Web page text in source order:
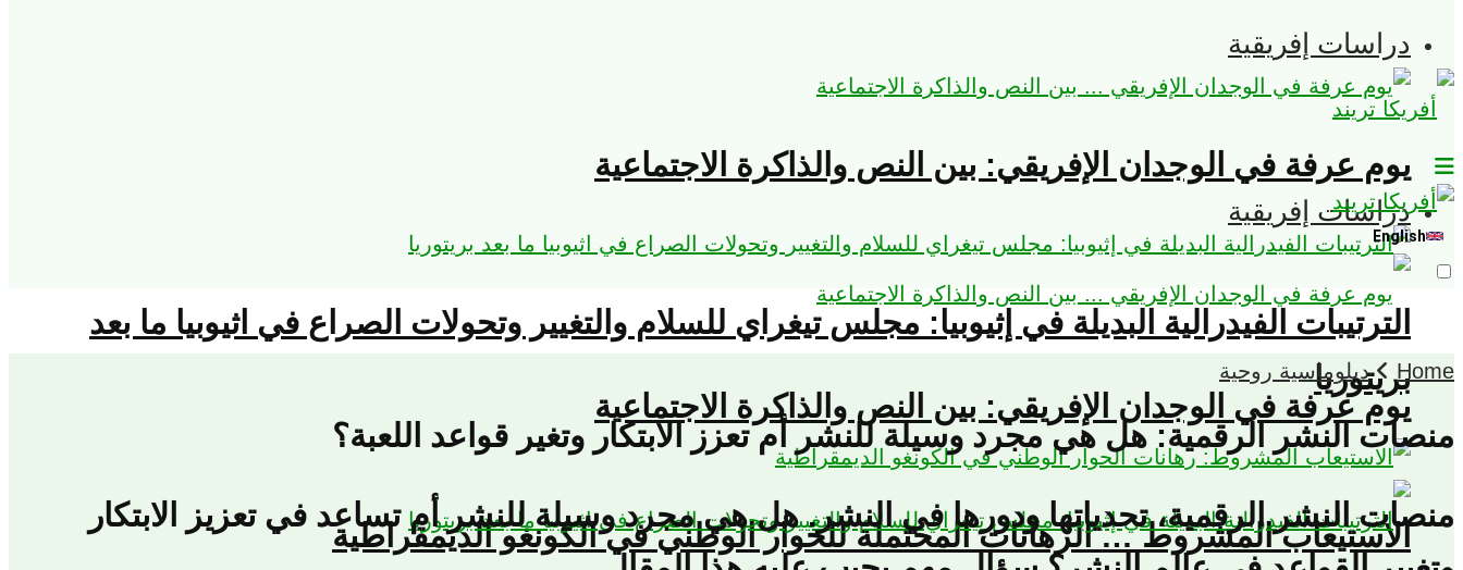
دراسات إفريقية
يوم عرفة في الوجدان الإفريقي: بين النص والذاكرة الاجتماعية
الترتيبات الفيدرالية البديلة في إثيوبيا: مجلس تيغراي للسلام والتغيير وتحولات الصراع في اثيوبيا ما بعد
بريتوريا
الاستيعاب المشروط … الرهانات المحتملة للحوار الوطني في الكونغو الديمقراطية
دراسات إفريقية
يوم عرفة في الوجدان الإفريقي: بين النص والذاكرة الاجتماعية
English
Home دبلوماسية روحية
منصات النشر الرقمية: هل هي مجرد وسيلة للنشر أم تعزز الابتكار وتغير قواعد اللعبة؟
منصات النشر الرقمية، تحدياتها ودورها في النشر. هل هي مجرد وسيلة للنشر أم تساعد في تعزيز الابتكار